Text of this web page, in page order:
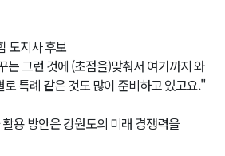
도지사 후보
는 그런 것에 (초점을)맞춰서 여기까지 와
특례 같은 것도 많이 준비하고 있고요."
용 방안은 강원도의 미래 경쟁력을